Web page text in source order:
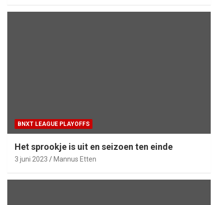
BNXT LEAGUE PLAYOFFS
Het sprookje is uit en seizoen ten einde
3 juni 2023 Mannus Etten